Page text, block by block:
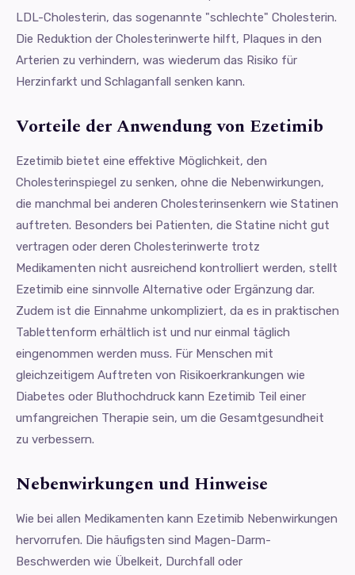
LDL-Cholesterin, das sogenannte "schlechte" Cholesterin.
Die Reduktion der Cholesterinwerte hilft, Plaques in den
Arterien zu verhindern, was wiederum das Risiko für
Herzinfarkt und Schlaganfall senken kann.
Vorteile der Anwendung von Ezetimib
Ezetimib bietet eine effektive Möglichkeit, den
Cholesterinspiegel zu senken, ohne die Nebenwirkungen,
die manchmal bei anderen Cholesterinsenkern wie Statinen
auftreten. Besonders bei Patienten, die Statine nicht gut
vertragen oder deren Cholesterinwerte trotz
Medikamenten nicht ausreichend kontrolliert werden, stellt
Ezetimib eine sinnvolle Alternative oder Ergänzung dar.
Zudem ist die Einnahme unkompliziert, da es in praktischen
Tablettenform erhältlich ist und nur einmal täglich
eingenommen werden muss. Für Menschen mit
gleichzeitigem Auftreten von Risikoerkrankungen wie
Diabetes oder Bluthochdruck kann Ezetimib Teil einer
umfangreichen Therapie sein, um die Gesamtgesundheit
zu verbessern.
Nebenwirkungen und Hinweise
Wie bei allen Medikamenten kann Ezetimib Nebenwirkungen
hervorrufen. Die häufigsten sind Magen-Darm-
Beschwerden wie Übelkeit, Durchfall oder